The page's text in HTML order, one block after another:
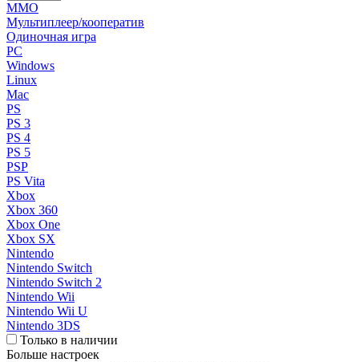
MMO
Мультиплеер/кооператив
Одиночная игра
PC
Windows
Linux
Mac
PS
PS 3
PS 4
PS 5
PSP
PS Vita
Xbox
Xbox 360
Xbox One
Xbox SX
Nintendo
Nintendo Switch
Nintendo Switch 2
Nintendo Wii
Nintendo Wii U
Nintendo 3DS
Только в наличии
Больше настроек